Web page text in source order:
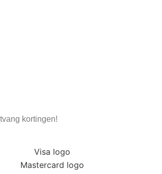
kortingen!